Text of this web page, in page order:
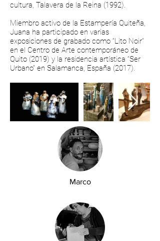
cultura, Talavera de la Reina (1992).
Miembro activo de la Estampería Quiteña,
Juana ha participado en varias
exposiciones de grabado como “Lito Noir”
en el Centro de Arte contemporáneo de
Quito (2019) y la residencia artística “Ser
Urbano” en Salamanca, España (2017).
Marco